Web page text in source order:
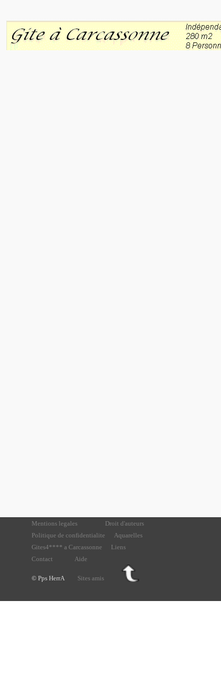
Mentions legales
Droit d'auteurs
Politique de confidentialite
Aquarelles
Gites4**** a Carcassonne
Liens
Contact
Aide
© Pps HerrA Sites amis